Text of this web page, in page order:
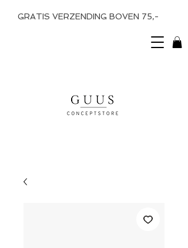
GRATIS VERZENDING BOVEN 75,-